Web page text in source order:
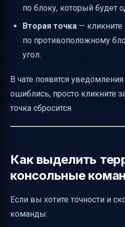
по блоку, который будет
Вторая точка —
по противоположному
угол.
В чате появятся
ошиблись, просто кликните
точка сбросится.
Как выделить
консольные
Если вы хотите точности и
команды: